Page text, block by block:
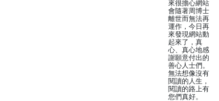
來很擔心網站
會隨著周博士
離世而無法再
運作，今日再
來發現網站動
起來了，真
心、真心地感
謝願意付出的
善心人士們。
無法想像沒有
閱讀的人生，
閱讀的路上有
您們真好。